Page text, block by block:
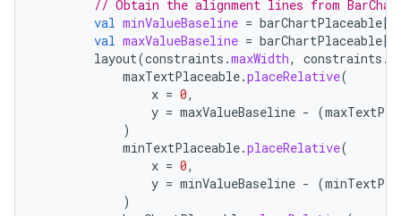
// Obtain the alignment lines from
val minValueBaseline = barChartPlaceable[
val maxValueBaseline = barChartPlaceable[
layout(constraints .maxWidth, constraints .
maxTextPlaceable.placeRelative(
x = 0,
y = maxValueBaseline - (
)
minTextPlaceable.placeRelative(
x = 0,
y = minValueBaseline - (
)